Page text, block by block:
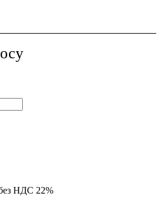
осу
НДС 22%